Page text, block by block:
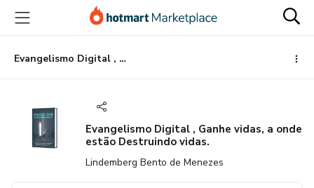
para
conteúdo
principal
para
pagamento
para
rodapé
Evangelismo Digital , Ganhe vidas, a onde estão Destruindo vidas.
Evangelismo Digital , Ganhe vidas, a onde
estão Destruindo vidas.
Lindemberg Bento de Menezes